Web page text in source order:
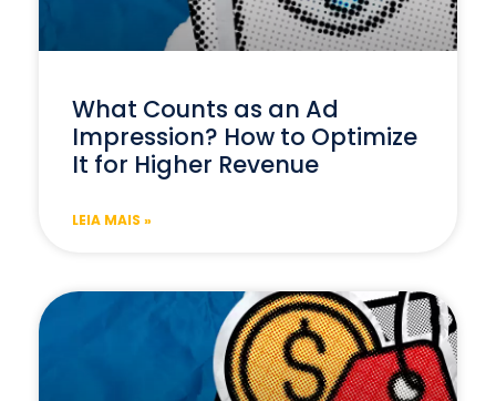
What Counts as an Ad
Impression? How to Optimize
It for Higher Revenue
LEIA MAIS »